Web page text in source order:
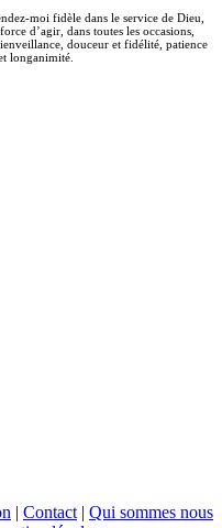
moi fidèle dans le service de Dieu,
d’agir, dans toutes les occasions,
douceur et fidélité, patience
longanimité.
| Contact | Qui sommes nous